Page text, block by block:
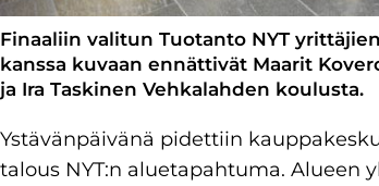
Finaaliin valitun Tuotanto NYT
kanssa kuvaan ennättivät Maarit
ja Ira Taskinen Vehkalahden koulusta.
Ystävänpäivänä pidettiin
talous NYT:n aluetapahtuma. Alueen